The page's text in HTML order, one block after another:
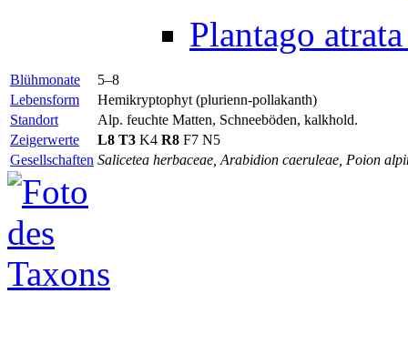
Plantago
Blühmonate
5–8
Lebensform
Hemikryptophyt (plurienn-pollakanth)
Standort
Alp. feuchte Matten, Schneeböden, kalkhold.
Zeigerwerte
L8 T3 K4 R8 F7 N5
Gesellschaften Salicetea herbaceae, Arabidion caeruleae, Poion